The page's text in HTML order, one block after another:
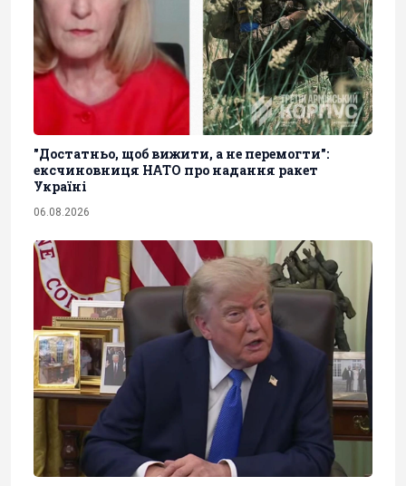
"Достатньо, щоб вижити, а не перемогти":
ексчиновниця НАТО про надання ракет
Україні
06.08.2026